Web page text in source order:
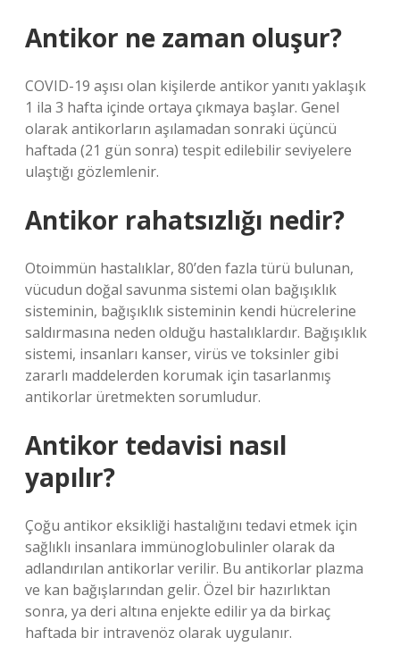
Antikor ne zaman oluşur?
COVID-19 aşısı olan kişilerde antikor yanıtı yaklaşık
1 ila 3 hafta içinde ortaya çıkmaya başlar. Genel
olarak antikorların aşılamadan sonraki üçüncü
haftada (21 gün sonra) tespit edilebilir seviyelere
ulaştığı gözlemlenir.
Antikor rahatsızlığı nedir?
Otoimmün hastalıklar, 80’den fazla türü bulunan,
vücudun doğal savunma sistemi olan bağışıklık
sisteminin, bağışıklık sisteminin kendi hücrelerine
saldırmasına neden olduğu hastalıklardır. Bağışıklık
sistemi, insanları kanser, virüs ve toksinler gibi
zararlı maddelerden korumak için tasarlanmış
antikorlar üretmekten sorumludur.
Antikor tedavisi nasıl
yapılır?
Çoğu antikor eksikliği hastalığını tedavi etmek için
sağlıklı insanlara immünoglobulinler olarak da
adlandırılan antikorlar verilir. Bu antikorlar plazma
ve kan bağışlarından gelir. Özel bir hazırlıktan
sonra, ya deri altına enjekte edilir ya da birkaç
haftada bir intravenöz olarak uygulanır.